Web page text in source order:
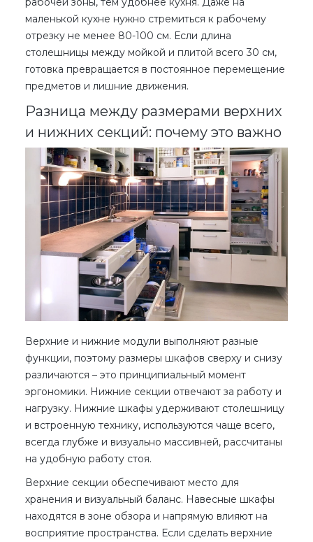
маленькой кухне нужно стремиться к рабочему
отрезку не менее 80-100 см. Если длина
столешницы между мойкой и плитой всего 30 см,
готовка превращается в постоянное перемещение
предметов и лишние движения.
Разница между размерами верхних
и нижних секций: почему это важно
Верхние и нижние модули выполняют разные
функции, поэтому размеры шкафов сверху и снизу
различаются – это принципиальный момент
эргономики. Нижние секции отвечают за работу и
нагрузку. Нижние шкафы удерживают столешницу
и встроенную технику, используются чаще всего,
всегда глубже и визуально массивней, рассчитаны
на удобную работу стоя.
Верхние секции обеспечивают место для
хранения и визуальный баланс. Навесные шкафы
находятся в зоне обзора и напрямую влияют на
восприятие пространства. Если сделать верхние